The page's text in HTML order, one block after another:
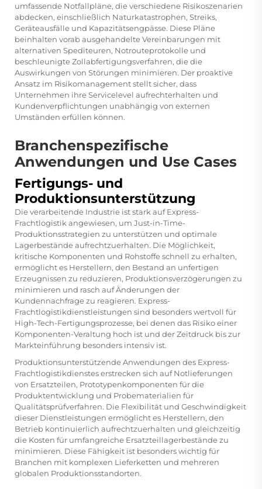
umfassende Notfallpläne, die verschiedene Risikoszenarien
abdecken, einschließlich Naturkatastrophen, Streiks,
Geräteausfälle und Kapazitätsengpässe. Diese Pläne
beinhalten vorab ausgehandelte Vereinbarungen mit
alternativen Spediteuren, Notrouteprotokolle und
beschleunigte Zollabfertigungsverfahren, die die
Auswirkungen von Störungen minimieren. Der proaktive
Ansatz im Risikomanagement stellt sicher, dass
Unternehmen ihre Servicelevel aufrechterhalten und
Kundenverpflichtungen unabhängig von externen
Umständen erfüllen können.
Branchenspezifische
Anwendungen und Use Cases
Fertigungs- und
Produktionsunterstützung
Die verarbeitende Industrie ist stark auf Express-
Frachtlogistik angewiesen, um Just-in-Time-
Produktionsstrategien zu unterstützen und optimale
Lagerbestände aufrechtzuerhalten. Die Möglichkeit,
kritische Komponenten und Rohstoffe schnell zu erhalten,
ermöglicht es Herstellern, den Bestand an unfertigen
Erzeugnissen zu reduzieren, Produktionsverzögerungen zu
minimieren und rasch auf Änderungen der
Kundennachfrage zu reagieren. Express-
Frachtlogistikdienstleistungen sind besonders wertvoll für
High-Tech-Fertigungsprozesse, bei denen das Risiko einer
Komponenten-Veraltung hoch ist und der Zeitdruck bis zur
Markteinführung besonders intensiv ist.
Produktionsunterstützende Anwendungen des Express-
Frachtlogistikdienstes erstrecken sich auf Notlieferungen
von Ersatzteilen, Prototypenkomponenten für die
Produktentwicklung und Probematerialien für
Qualitätsprüfverfahren. Die Flexibilität und Geschwindigkeit
dieser Dienstleistungen ermöglicht es Herstellern, den
Betrieb kontinuierlich aufrechtzuerhalten und gleichzeitig
die Kosten für umfangreiche Ersatzteillagerbestände zu
minimieren. Diese Fähigkeit ist besonders wichtig für
Branchen mit komplexen Lieferketten und mehreren
globalen Produktionsstandorten.